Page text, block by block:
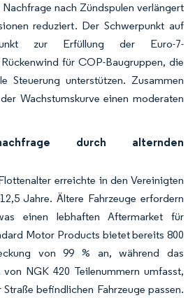
nach Zündspulen verlängert
reduziert. Der Schwerpunkt auf
zur Erfüllung der Euro-7-
für COP-Baugruppen, die
Steuerung unterstützen. Zusammen
Wachstumskurve einen moderaten
durch alternden
erreichte in den Vereinigten
Jahre. Ältere Fahrzeuge erfordern
einen lebhaften Aftermarket für
Motor Products bietet bereits 800
von 99 % an, während das
NGK 420 Teilenummern umfasst,
befindlichen Fahrzeuge passen.